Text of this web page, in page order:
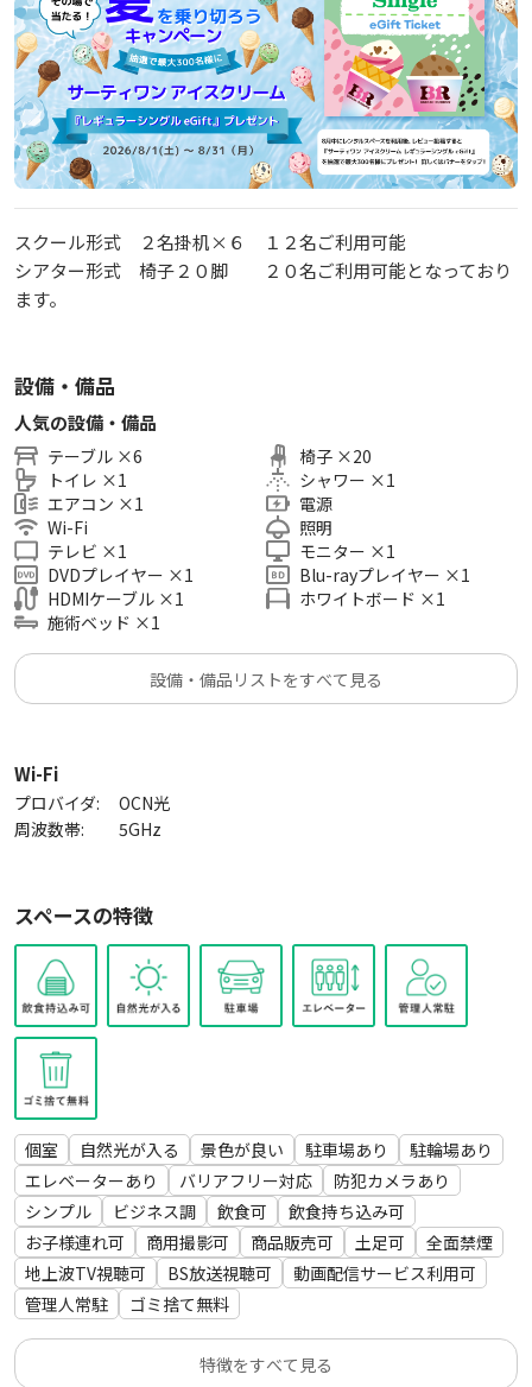
スクール形式 ２名掛机×６ １２名ご利用可能
シアター形式 椅子２０脚 ２０名ご利用可能となっており
ます。
設備・備品
人気の設備・備品
テーブル ×6
トイレ ×1
エアコン ×1
Wi-Fi
テレビ ×1
DVDプレイヤー ×1
HDMIケーブル ×1
施術ベッド ×1
椅子 ×20
シャワー ×1
電源
照明
モニター ×1
Blu-rayプレイヤー ×1
ホワイトボード ×1
設備・備品リストをすべて見る
Wi-Fi
プロバイダ:
OCN光
周波数帯:
5GHz
スペースの特徴
個室 自然光が入る 景色が良い 駐車場あり
駐輪場あり
エレベーターあり
バリアフリー対応
防犯カメラあり
シンプル
ビジネス調 飲食可
飲食持ち込み可
お子様連れ可
商用撮影可 商品販売可 土足可
全面禁煙
地上波TV視聴可
BS放送視聴可
動画配信サービス利用可
管理人常駐
ゴミ捨て無料
特徴をすべて見る